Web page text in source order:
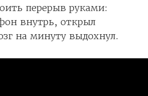
перерыв руками:
внутрь, открыл
на минуту выдохнул.